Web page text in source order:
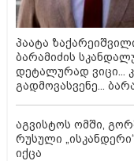
პაატა
ბარამიძის
დეტალურად ვიცი...
გადმოვასვენე...
აგვისტოს ომში,
რუსული
იქცა